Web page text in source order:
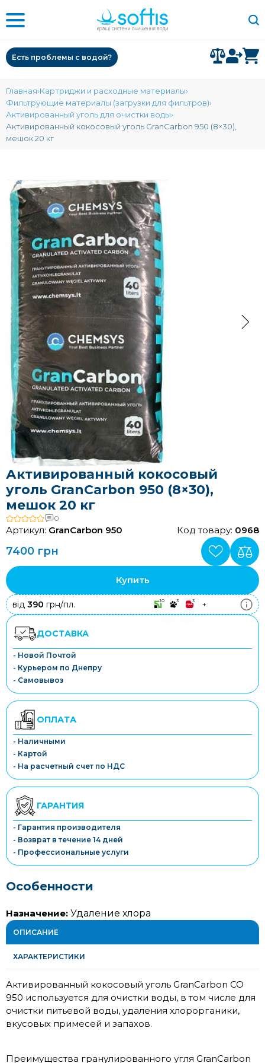
Есть проблемы с водой?
Главная Картриджи и расходные материалы
Фильтрующие материалы (загрузки для фильтров)
Активированный уголь для очистки воды
Активированный кокосовый уголь GranCarbon 950 (8×30),
мешок 20 кг
Активированный кокосовый
уголь GranCarbon 950 (8×30),
мешок 20 кг
0
Артикул: GranCarbon 950 Код товару: 0968
7400 грн
Купить
від 390 грн/пл. 10 3 3 +
ДОСТАВКА
- Новой Почтой
- Курьером по Днепру
- Самовывоз
ОПЛАТА
- Наличными
- Картой
- На расчетный счет по НДС
ГАРАНТИЯ
- Гарантия производителя
- Возврат в течение 14 дней
- Профессиональные услуги
Особенности
Назначение: Удаление хлора
ОПИСАНИЕ
ХАРАКТЕРИСТИКИ
Активированный кокосовый уголь GranCarbon CO
950 используется для очистки воды, в том числе для
очистки питьевой воды, удаления хлорорганики,
вкусовых примесей и запахов.
Преимущества гранулированного угля GranCarbon